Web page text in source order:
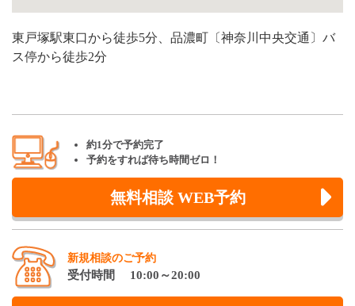
東戸塚駅東口から徒歩5分、品濃町〔神奈川中央交通〕バ
ス停から徒歩2分
約1分で予約完了
予約をすれば待ち時間ゼロ！
無料相談 WEB予約
新規相談のご予約
受付時間 10:00～20:00